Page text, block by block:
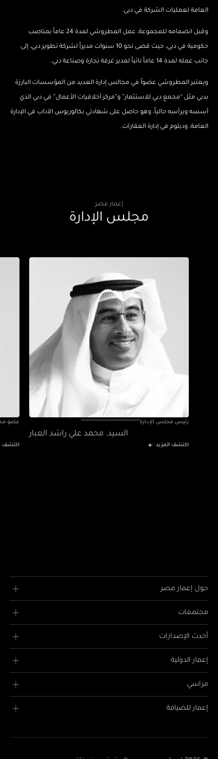
العامة لعمليات الشركة في دبي.
وقبل انضمامه للمجموعة، عمل المطروشي لمدة 24 عاماً بمناصب
حكومية في دبي، حيث قضى نحو 10 سنوات مديراً لشركة تطوير دبي، إلى
جانب عمله لمدة 14 عاماً نائباً لمدير غرفة تجارة وصناعة دبي.
ويعتبر المطروشي عضواً في مجالس إدارة العديد من المؤسسات البارزة
بدبي مثل “مجمع دبي للاستثمار” و”مركز أخلاقيات الأعمال” في دبي الذي
أسسه ويرأسه حالياً، وهو حاصل على شهادتي بكالوريوس الآداب في الإدارة
العامة، ودبلوم في إدارة العقارات.
إعمار مصر
مجلس الإدارة
رئيس مجلس الإدارة
السيد. محمد علي راشد العبار
اكتشف المزيد
عضو
اكتشف
حول إعمار مصر
مجتمعات
أحدث الإصدارات
إعمار الدولية
مراسي
إعمار للضيافة